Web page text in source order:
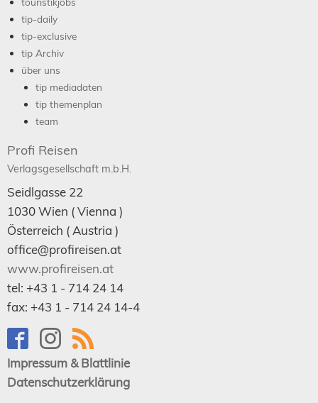
tip-daily
tip-exclusive
tip Archiv
über uns
tip mediadaten
tip themenplan
team
Profi Reisen
Verlagsgesellschaft m.b.H.
Seidlgasse 22
1030Wien ( Vienna )
Österreich ( Austria )
office@profireisen.at
www.profireisen.at
tel: +43 1 - 714 24 14
fax: +43 1 - 714 24 14-4
Impressum & Blattlinie
Datenschutzerklärung